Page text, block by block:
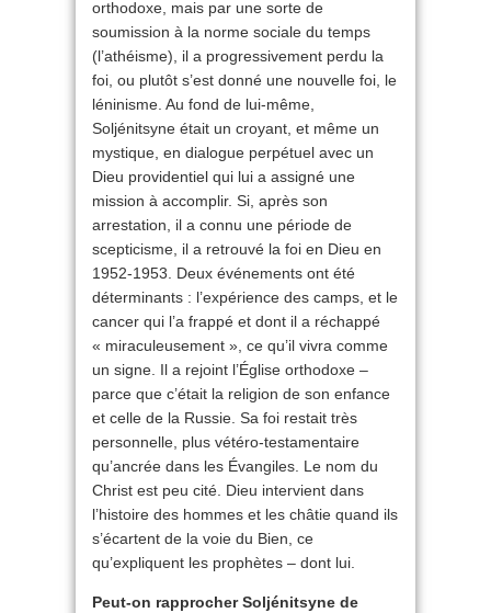
orthodoxe, mais par une sorte de
soumission à la norme sociale du temps
(l’athéisme), il a progressivement perdu la
foi, ou plutôt s’est donné une nouvelle foi, le
léninisme. Au fond de lui-même,
Soljénitsyne était un croyant, et même un
mystique, en dialogue perpétuel avec un
Dieu providentiel qui lui a assigné une
mission à accomplir. Si, après son
arrestation, il a connu une période de
scepticisme, il a retrouvé la foi en Dieu en
1952-1953. Deux événements ont été
déterminants : l’expérience des camps, et le
cancer qui l’a frappé et dont il a réchappé
« miraculeusement », ce qu’il vivra comme
un signe. Il a rejoint l’Église orthodoxe –
parce que c’était la religion de son enfance
et celle de la Russie. Sa foi restait très
personnelle, plus vétéro-testamentaire
qu’ancrée dans les Évangiles. Le nom du
Christ est peu cité. Dieu intervient dans
l’histoire des hommes et les châtie quand ils
s’écartent de la voie du Bien, ce
qu’expliquent les prophètes – dont lui.
Peut-on rapprocher Soljénitsyne de